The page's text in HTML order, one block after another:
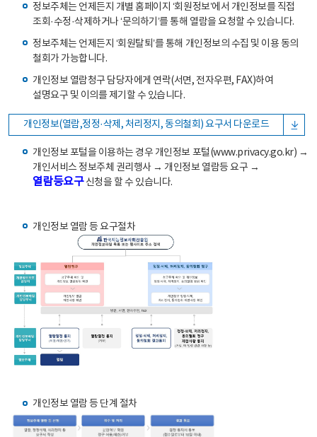
정보주체는 언제든지 개별 홈페이지 ‘회원정보’에서 개인정보를 직접
조회·수정·삭제하거나 ‘문의하기’를 통해 열람을 요청할 수 있습니다.
정보주체는 언제든지 ‘회원탈퇴’를 통해 개인정보의 수집 및 이용 동의
철회가 가능합니다.
개인정보 열람청구 담당자에게 연락(서면, 전자우편, FAX)하여
설명요구 및 이의를 제기할 수 있습니다.
개인정보(열람,정정·삭제, 처리정지, 동의철회) 요구서 다운로드
개인정보 포털을 이용하는 경우 개인정보 포털(www.privacy.go.kr) →
개인서비스 정보주체 권리행사 → 개인정보 열람등 요구 →
열람등요구신청을 할 수 있습니다.
개인정보 열람 등 요구절차
개인정보 열람 등 단계 절차